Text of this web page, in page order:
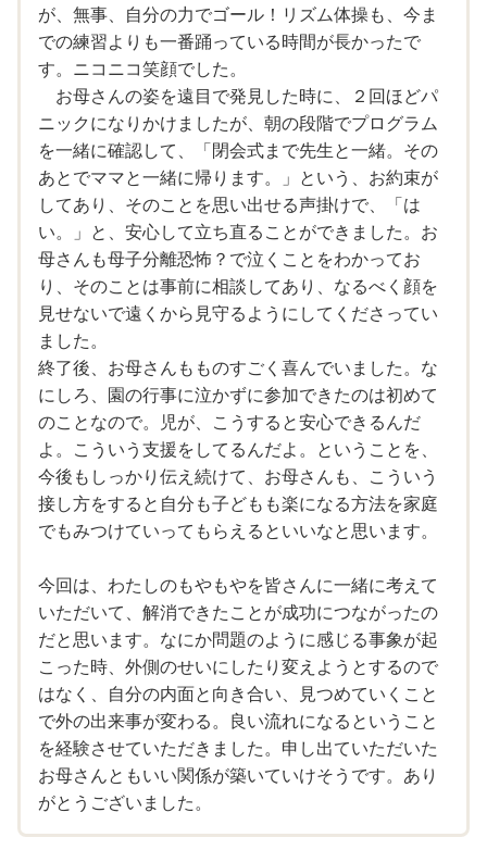
昨年度はずーっと泣いていて運動会に参加できなかったら
しいので当日どうなるかは未知数ですが、自分の心の小さ
さを感じています（涙）。
が、無事、自分の力でゴール！リズム体操も、今ま
での練習よりも一番踊っている時間が長かったで
す。ニコニコ笑顔でした。
お母さんの姿を遠目で発見した時に、２回ほどパ
ニックになりかけましたが、朝の段階でプログラム
を一緒に確認して、「閉会式まで先生と一緒。その
あとでママと一緒に帰ります。」という、お約束が
してあり、そのことを思い出せる声掛けで、「は
い。」と、安心して立ち直ることができました。お
母さんも母子分離恐怖？で泣くことをわかってお
り、そのことは事前に相談してあり、なるべく顔を
見せないで遠くから見守るようにしてくださってい
ました。
終了後、お母さんもものすごく喜んでいました。な
にしろ、園の行事に泣かずに参加できたのは初めて
のことなので。児が、こうすると安心できるんだ
よ。こういう支援をしてるんだよ。ということを、
今後もしっかり伝え続けて、お母さんも、こういう
接し方をすると自分も子どもも楽になる方法を家庭
でもみつけていってもらえるといいなと思います。
今回は、わたしのもやもやを皆さんに一緒に考えて
いただいて、解消できたことが成功につながったの
だと思います。なにか問題のように感じる事象が起
こった時、外側のせいにしたり変えようとするので
はなく、自分の内面と向き合い、見つめていくこと
で外の出来事が変わる。良い流れになるということ
を経験させていただきました。申し出ていただいた
お母さんともいい関係が築いていけそうです。あり
がとうございました。